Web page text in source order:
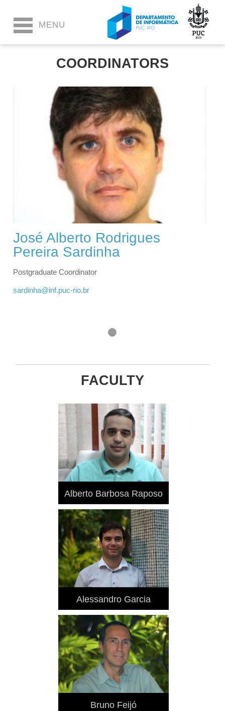
COORDINATORS
José Alberto Rodrigues
Pereira Sardinha
Postgraduate Coordinator
sardinha@inf.puc-rio.br
FACULTY
Alberto Barbosa Raposo
Alessandro Garcia
Bruno Feijó